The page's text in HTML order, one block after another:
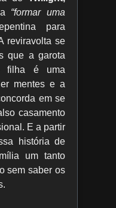
“formar uma
para
reviravolta se
que a garota
filha é uma
mentes e a
em se
casamento
E a partir
história de
um tanto
sem saber os